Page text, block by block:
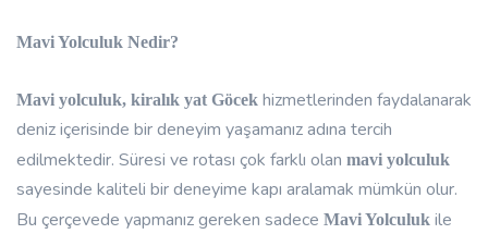
Mavi Yolculuk Nedir?
Mavi yolculuk, kiralık yat Göcek hizmetlerinden faydalanarak
deniz içerisinde bir deneyim yaşamanız adına tercih
edilmektedir. Süresi ve rotası çok farklı olan mavi yolculuk
sayesinde kaliteli bir deneyime kapı aralamak mümkün olur.
Bu çerçevede yapmanız gereken sadece Mavi Yolculuk ile